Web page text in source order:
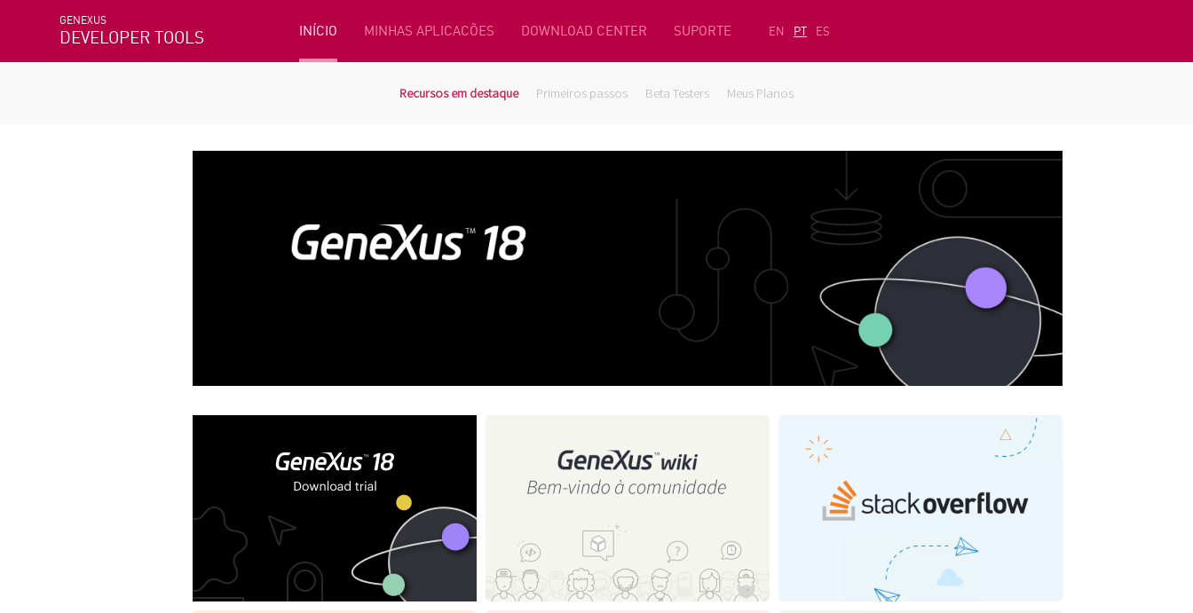
GENEXUS
DEVELOPER TOOLS INÍCIO MINHAS APLICACÕES DOWNLOAD CENTER SUPORTE EN PT ES
Recursos em destaque Primeiros passos Beta Testers Meus Planos